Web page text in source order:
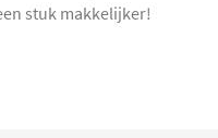
stuk makkelijker!